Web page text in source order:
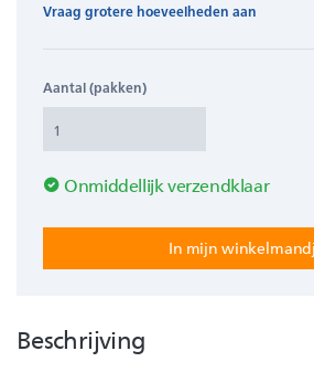
Vraag grotere hoeveelheden aan
Aantal (pakken)
Onmiddellijk verzendklaar
Beschrijving